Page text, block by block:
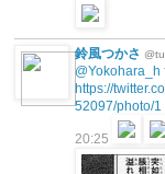
鈴風つかさ
@Yokohara_h
https://
52097/photo/1
20:25